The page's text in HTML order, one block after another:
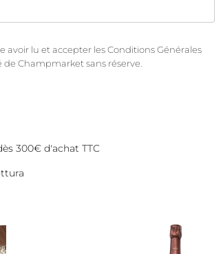
avoir lu et accepter lesConditions Générales
de Champmarket sans réserve.
300€ d'achat TTC